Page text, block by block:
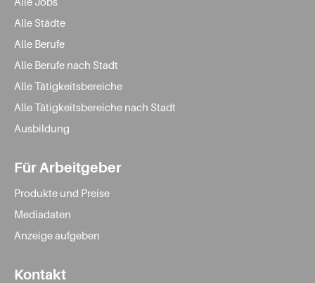
Alle Städte
Alle Berufe
Alle Berufe nach Stadt
Alle Tätigkeitsbereiche
Alle Tätigkeitsbereiche nach Stadt
Ausbildung
Für Arbeitgeber
Produkte und Preise
Mediadaten
Anzeige aufgeben
Kontakt